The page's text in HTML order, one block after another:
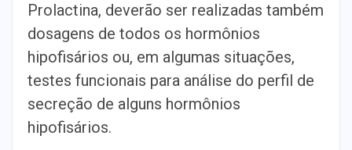
Prolactina, deverão ser realizadas também
dosagens de todos os hormônios
hipofisários ou, em algumas situações,
testes funcionais para análise do perfil de
secreção de alguns hormônios
hipofisários.